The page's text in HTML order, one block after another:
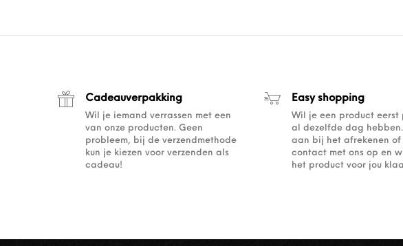
Cadeauverpakking
Wil je iemand verrassen met een
van onze producten. Geen
probleem, bij de verzendmethode
kun je kiezen voor verzenden als
cadeau!
Easy shopping
Wil je een product eerst
al dezelfde dag
aan bij het afrekenen of
contact met ons op en
het product voor jou